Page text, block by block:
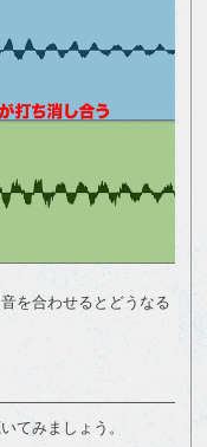
を合わせるとどうなる
てみましょう。